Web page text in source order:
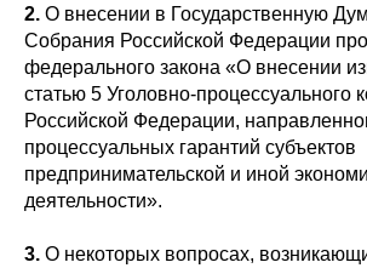
2. О внесении в Государственную
Собрания Российской Федерации
федерального закона «О внесении
статью 5 Уголовно-процессуального
Российской Федерации,
процессуальных гарантий субъектов
предпринимательской и иной
деятельности».
3. О некоторых вопросах,